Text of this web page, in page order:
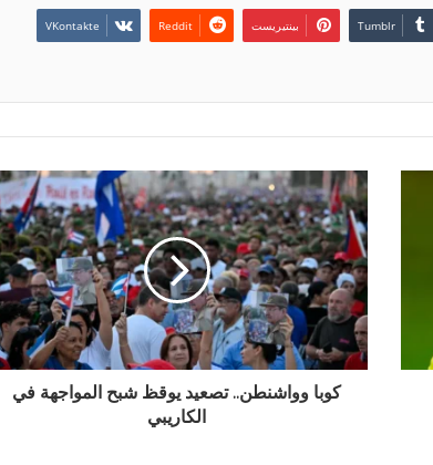
بينتيريست
كوبا وواشنطن.. تصعيد يوقظ شبح المواجهة في
الكاريبي